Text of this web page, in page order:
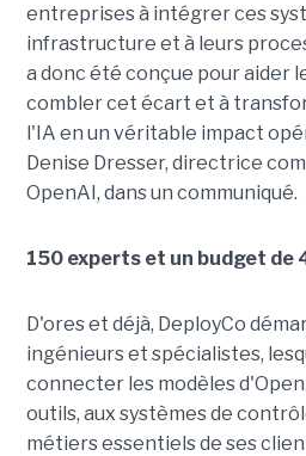
entreprises à intégrer ces
infrastructure et à leurs
a donc été conçue pour aider
combler cet écart et à
l'IA en un véritable impact
Denise Dresser, directrice
OpenAI, dans un communiqué.
150 experts et un budget de
D'ores et déjà, DeployCo
ingénieurs et spécialistes,
connecter les modèles
outils, aux systèmes de
métiers essentiels de ses